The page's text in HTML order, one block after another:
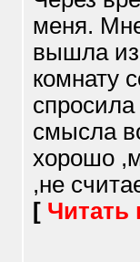
меня.
вышла
комнату
смысла
хорошо
,не
[ Читать